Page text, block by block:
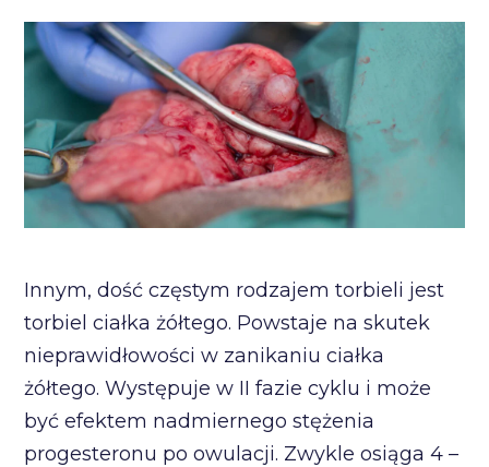
Innym, dość częstym rodzajem torbieli jest
torbiel ciałka żółtego. Powstaje na skutek
nieprawidłowości w zanikaniu ciałka
żółtego. Występuje w II fazie cyklu i może
być efektem nadmiernego stężenia
progesteronu po owulacji. Zwykle osiąga 4 –